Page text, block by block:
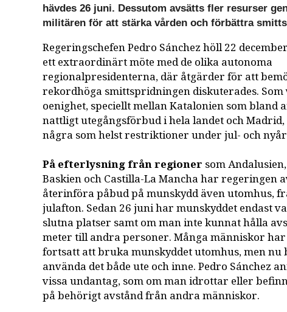
hävdes 26 juni. Dessutom avsätts fler resurser
militären för att stärka vården och förbättra
Regeringschefen Pedro Sánchez höll 22
ett extraordinärt möte med de olika autonoma
regionalpresidenterna, där åtgärder för att
rekordhöga smittspridningen diskuterades.
oenighet, speciellt mellan Katalonien som bland
nattligt utegångsförbud i hela landet och
några som helst restriktioner under jul- och
På efterlysning från regioner som
Baskien och Castilla-La Mancha har regeringen
återinföra påbud på munskydd även utomhus,
julafton. Sedan 26 juni har munskyddet endast
slutna platser samt om man inte kunnat hålla
meter till andra personer. Många människor
fortsatt att bruka munskyddet utomhus, men
använda det både ute och inne. Pedro Sánchez
vissa undantag, som om man idrottar eller
på behörigt avstånd från andra människor.